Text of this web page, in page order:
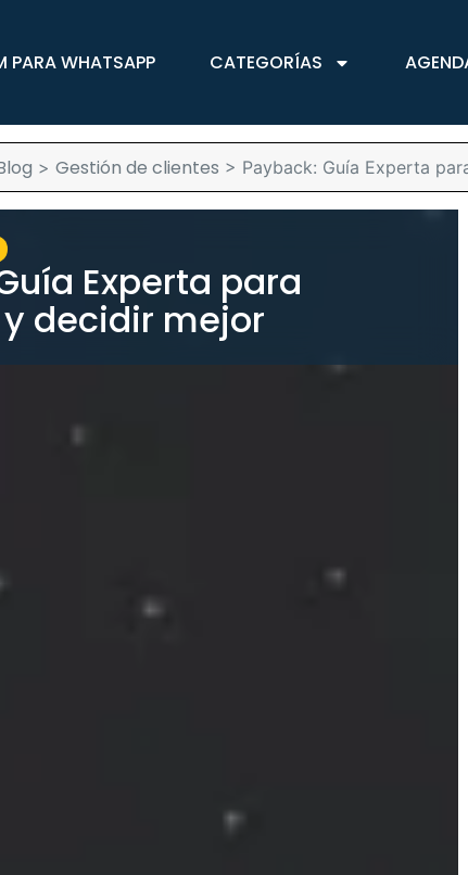
PARA WHATSAPP CATEGORÍAS
> Gestión de clientes > Payback: Guía Experta
Experta para
decidir mejor